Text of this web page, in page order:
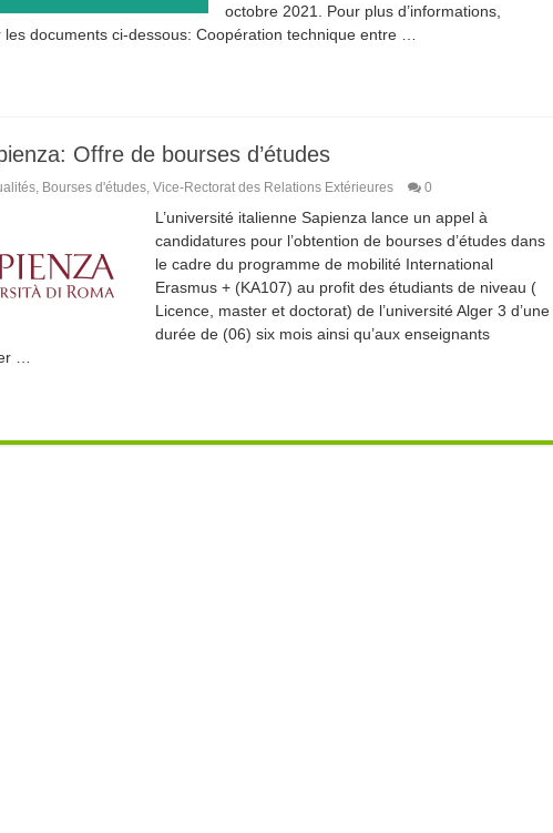
octobre 2021. Pour plus d’informations,
documents ci-dessous: Coopération technique entre …
Offre de bourses d’études
, Bourses d'études, Vice-Rectorat des Relations Extérieures 0
L’université italienne Sapienza lance un appel à
candidatures pour l’obtention de bourses d’études dans
le cadre du programme de mobilité International
Erasmus + (KA107) au profit des étudiants de niveau (
Licence, master et doctorat) de l’université Alger 3 d’une
durée de (06) six mois ainsi qu’aux enseignants
…